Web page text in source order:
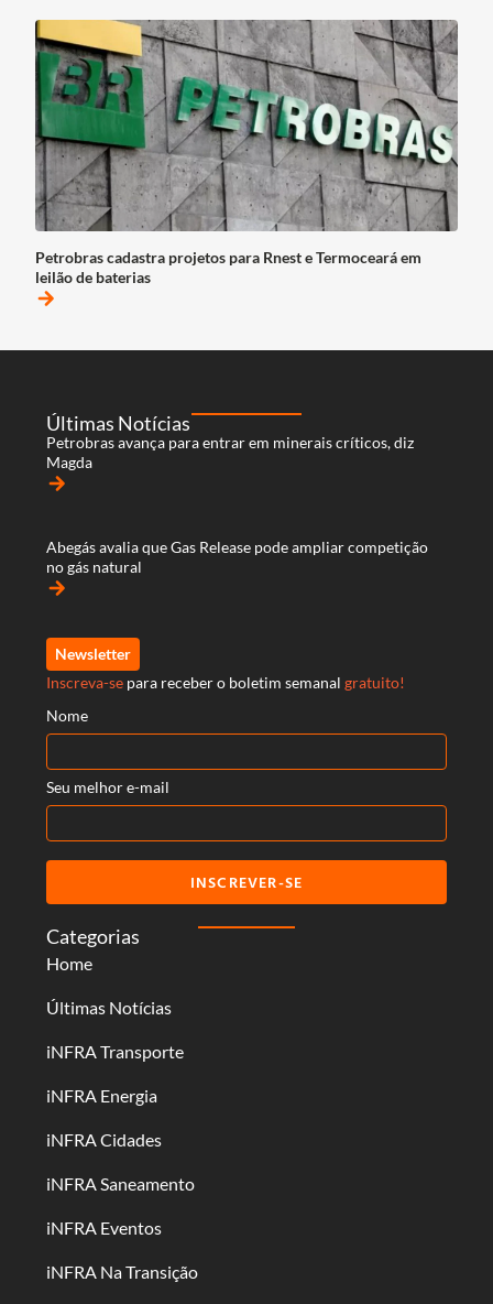
Petrobras cadastra projetos para Rnest e Termoceará em
leilão de baterias
arrow_forward
Categorias
Home
Últimas Notícias
iNFRA Transporte
iNFRA Energia
iNFRA Cidades
iNFRA Saneamento
iNFRA Eventos
iNFRA Na Transição
Últimas Notícias
Petrobras avança para entrar em minerais críticos, diz
Magda
arrow_forward
Abegás avalia que Gas Release pode ampliar competição
no gás natural
arrow_forward
Newsletter
Inscreva-se para receber o boletim semanal gratuito!
Nome
Seu melhor e-mail
INSCREVER-SE